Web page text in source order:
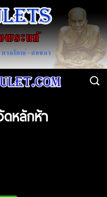
ดหลักห้า